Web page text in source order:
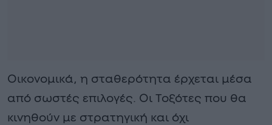
Οικονομικά, η σταθερότητα έρχεται μέσα
από σωστές επιλογές. Οι Τοξότες που θα
κινηθούν με στρατηγική και όχι